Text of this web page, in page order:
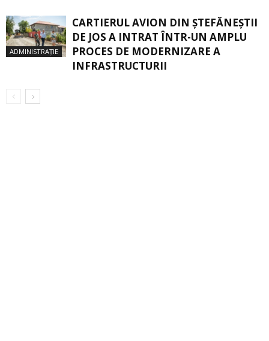
ADMINISTRAȚIE
CARTIERUL AVION DIN ŞTEFĂNEŞTII
DE JOS A INTRAT ÎNTR-UN AMPLU
PROCES DE MODERNIZARE A
INFRASTRUCTURII